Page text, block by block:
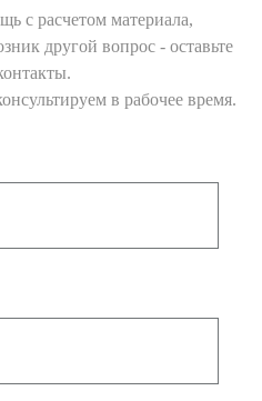
с расчетом материала,
другой вопрос - оставьте
в рабочее время.